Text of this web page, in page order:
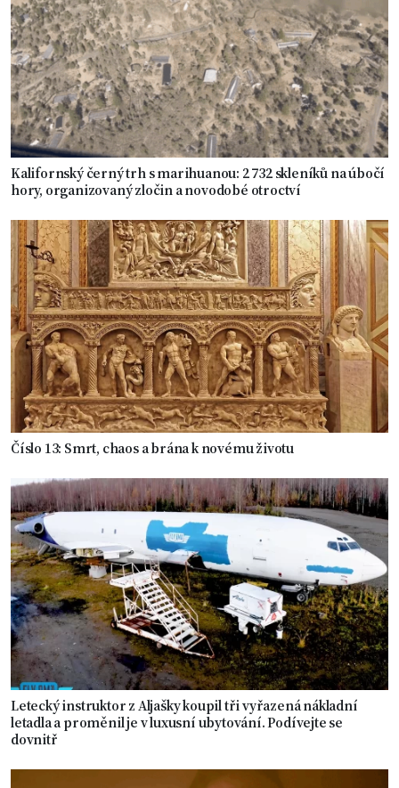
Kalifornský černý trh s marihuanou: 2 732 skleníků na úbočí
hory, organizovaný zločin a novodobé otroctví
Číslo 13: Smrt, chaos a brána k novému životu
Letecký instruktor z Aljašky koupil tři vyřazená nákladní
letadla a proměnil je v luxusní ubytování. Podívejte se
dovnitř